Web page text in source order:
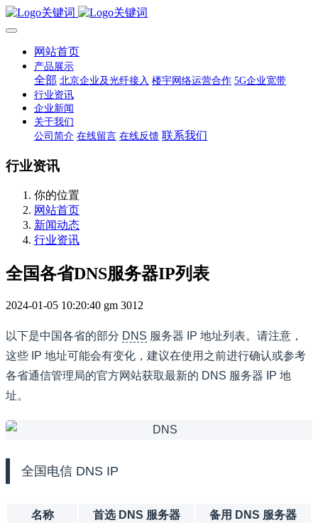
网站首页
产品展示
全部 北京企业及光纤接入 楼宇网络运营合作 5G企业宽带
行业资讯
企业新闻
关于我们
公司简介 在线留言 在线反馈 联系我们
行业资讯
你的位置
网站首页
新闻动态
行业资讯
全国各省DNS服务器IP列表
2024-01-05 10:20:40 gm 3012
以下是中国各省的部分 DNS 服务器 IP 地址列表。请注意，
这些 IP 地址可能会有变化，建议在使用之前进行确认或参考
各省通信管理局的官方网站获取最新的 DNS 服务器 IP 地
址。
全国电信 DNS IP
名称 首选 DNS 服务器
备用 DNS 服务器